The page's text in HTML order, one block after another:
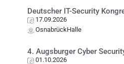
Deutscher IT-Security
17.09.2026
OsnabrückHalle
4. Augsburger Cyber
01.10.2026